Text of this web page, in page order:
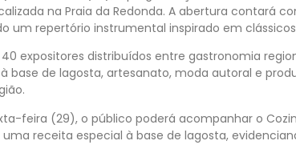
na Praia da Redonda. A abertura contará
um repertório instrumental inspirado em
expositores distribuídos entre gastronomia
base de lagosta, artesanato, moda autoral e
feira (29), o público poderá acompanhar o
receita especial à base de lagosta,